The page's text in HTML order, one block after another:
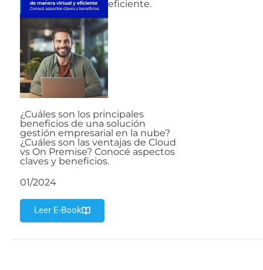
eficiente.
¿Cuáles son los principales
beneficios de una solución
gestión empresarial en la nube?
¿Cuáles son las ventajas de Cloud
vs On Premise? Conocé aspectos
claves y beneficios.
01/2024
Leer E-Book